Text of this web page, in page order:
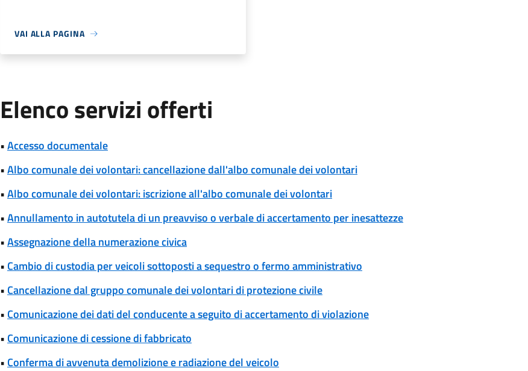
VAI ALLA PAGINA
Elenco servizi offerti
•Accesso documentale
•Albo comunale dei volontari: cancellazione dall'albo comunale dei volontari
•Albo comunale dei volontari: iscrizione all'albo comunale dei volontari
•Annullamento in autotutela di un preavviso o verbale di accertamento per inesattezze
•Assegnazione della numerazione civica
• Cambio di custodia per veicoli sottoposti a sequestro o fermo amministrativo
• Cancellazione dal gruppo comunale dei volontari di protezione civile
• Comunicazione dei dati del conducente a seguito di accertamento di violazione
• Comunicazione di cessione di fabbricato
• Conferma di avvenuta demolizione e radiazione del veicolo